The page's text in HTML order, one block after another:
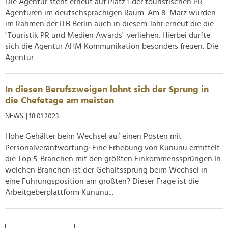
personalisieren, Funktionen für soziale Medien anbieten
zu können und die Zugriffe auf unsere Website zu
analysieren. Außerdem geben wir Informationen zu Ihrer
Verwendung unserer Website an unsere Partner für
soziale Medien, Werbung und Analysen weiter. Unsere
haben oder die sie im Rahmen Ihrer Nutzung der Dienste
gesammelt haben.
Agenturen im deutschsprachigen Raum. Am 8. März wurden
im Rahmen der ITB Berlin auch in diesem Jahr erneut die die
"Touristik PR und Medien Awards" verliehen. Hierbei durfte
sich die Agentur AHM Kommunikation besonders freuen: Die
Agentur...
In diesen Berufszweigen lohnt sich der Sprung in
die Chefetage am meisten
NEWS | 18.01.2023
Höhe Gehälter beim Wechsel auf einen Posten mit
Personalverantwortung: Eine Erhebung von Kununu ermittelt
die Top 5-Branchen mit den größten Einkommenssprüngen In
welchen Branchen ist der Gehaltssprung beim Wechsel in
eine Führungsposition am größten? Dieser Frage ist die
Arbeitgeberplattform Kununu...